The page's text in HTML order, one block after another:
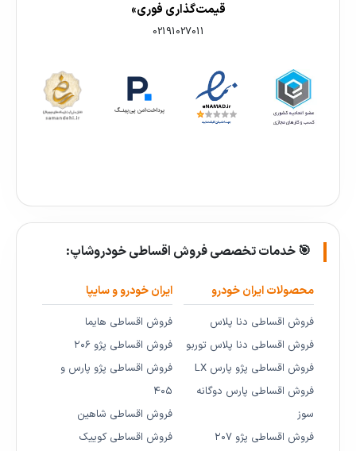
قیمت‌گذاری فوری»
02191027011
🎯 خدمات تخصصی فروش اقساطی خودروشاپ:
محصولات ایران خودرو
فروش اقساطی دنا پلاس
فروش اقساطی دنا پلاس توربو
فروش اقساطی پژو پارس LX
فروش اقساطی پارس دوگانه
سوز
فروش اقساطی پژو ۲۰۷
ایران خودرو و سایپا
فروش اقساطی هایما
فروش اقساطی پژو ۲۰۶
فروش اقساطی پژو پارس و
۴۰۵
فروش اقساطی شاهین
فروش اقساطی کوییک